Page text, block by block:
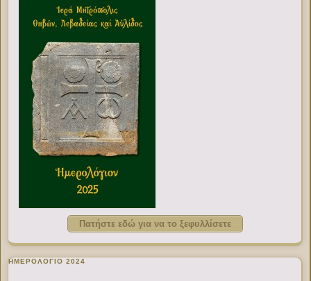
Πατήστε εδώ για να το ξεφυλλίσετε
ΗΜΕΡΟΛΟΓΙΟ 2024